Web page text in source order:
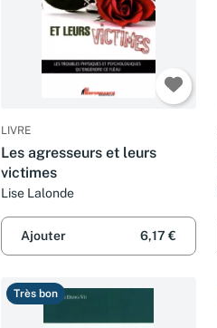
LIVRE
Les agresseurs et leurs
victimes
Lise Lalonde
Ajouter 6,17 €
Très bon